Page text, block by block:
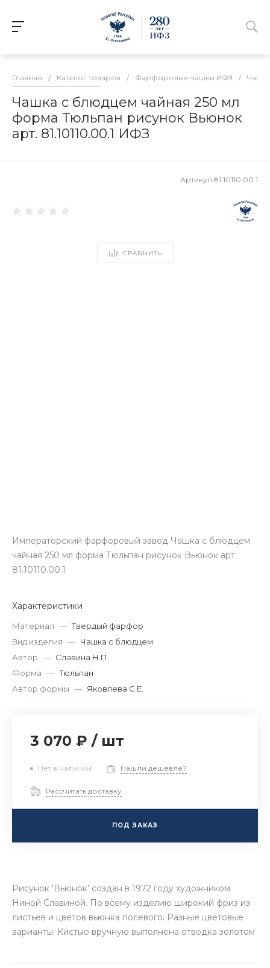
Главная / Каталог товаров / Фарфоровые чашки ИФЗ /
Чашка с блюдцем чайная 250 мл
форма Тюльпан рисунок Вьюнок
арт. 81.10110.00.1 ИФЗ
Артикул 81.10110.00.1
СРАВНИТЬ
Императорский фарфоровый завод Чашка с блюдцем
чайная 250 мл форма Тюльпан рисунок Вьюнок арт.
81.10110.00.1
Характеристики
Материал — Твердый фарфор
Вид изделия — Чашка с блюдцем
Автор — Славина Н.П.
Форма — Тюльпан
Автор формы — Яковлева С.Е.
3 070 ₽ / шт
Нет в наличии Нашли дешевле?
Рассчитать доставку
ПОД ЗАКАЗ
Рисунок 'Вьюнок' создан в 1972 году художником
Ниной Славиной. По всему изделию широкий фриз из
листьев и цветов вьюнка полевого. Разные цветовые
варианты. Кистью вручную выполнена отводка золотом